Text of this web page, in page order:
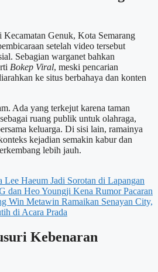
Genuk, Kota Semarang
setelah video tersebut
Sebagian warganet bahkan
Bokep Viral, meski pencarian
ke situs berbahaya dan konten
Ada yang terkejut karena taman
ruang publik untuk olahraga,
keluarga. Di sisi lain, ramainya
kejadian semakin kabur dan
lebih jauh.
Haeum Jadi Sorotan di Lapangan
dan Heo Youngji Kena Rumor Pacaran
Win Metawin Ramaikan Senayan City,
di Acara Prada
Kebenaran